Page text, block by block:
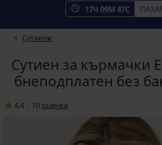
17Ч 09М 46С
Сутиени
Сутиен за кърмачки
бнеподплатен без
4,4 10 oценка